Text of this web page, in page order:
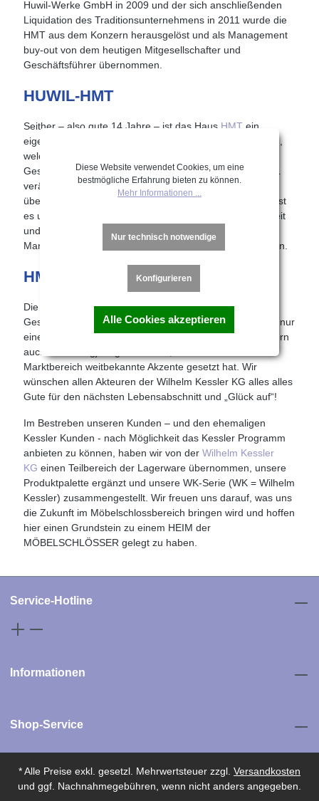
Huwil-Werke GmbH in 2009 und der sich anschließenden
Liquidation des Traditionsunternehmens in 2011 wurde die
HMT aus dem Konzern herausgelöst und als Management
buy-out von dem heutigen Mitgesellschafter und
Geschäftsführer übernommen.
HUWIL-HMT
Seither – also gute 14 Jahre – ist das Haus HMT ein
eigenständiges und konzernunabhängiges Unternehmen,
welches sich erfolgreich der Herausforderung stellt, das
Geschäft – sowohl als Handelspartner für die von HUWIL
veräußerten Bereiche als auch mit dem von HUWIL
übernommenem Restprogramm – fortzuführen. Wichtig ist
es uns, an den Wurzeln festzuhalten, die für Beständigkeit
und Qualität stehen, gleichzeitig aber auf
Marktveränderungen schnell und umfassend zu reagieren.
HMT WK-Serie
Die Wilhelm Kessler KG aus Velbert hat ihre
Geschäftsaktivitäten eingestellt. Damit verlieren wir nicht nur
einen geschätzten und geachteten Marktbegleiter, sondern
auch einen langjährigen Kunden, der in seinem
Marktbereich weitbekannte Akzente gesetzt hat. Wir
wünschen allen Akteuren der Wilhelm Kessler KG alles alles
Gute für den nächsten Lebensabschnitt und „Glück auf“!
Im Bestreben unseren Kunden – und den ehemaligen
Kessler Kunden - nach Möglichkeit das Kessler Programm
anbieten zu können, haben wir von der Wilhelm Kessler
KG einen Teilbereich der Lagerware übernommen, unsere
Produktpalette ergänzt und unsere WK-Serie (WK = Wilhelm
Kessler) zusammengestellt. Wir freuen uns darauf, was uns
die Zukunft im Möbelschlossbereich bringen wird und hoffen
hier einen Grundstein zu einem HEIM der
MÖBELSCHLÖSSER gelegt zu haben.
Service-Hotline
Informationen
Shop-Service
* Alle Preise exkl. gesetzl. Mehrwertsteuer zzgl. Versandkosten
und ggf. Nachnahmegebühren, wenn nicht anders angegeben.
Diese Website verwendet Cookies, um eine
bestmögliche Erfahrung bieten zu können.
Mehr Informationen ...
Nur technisch notwendige
Konfigurieren
Alle Cookies akzeptieren